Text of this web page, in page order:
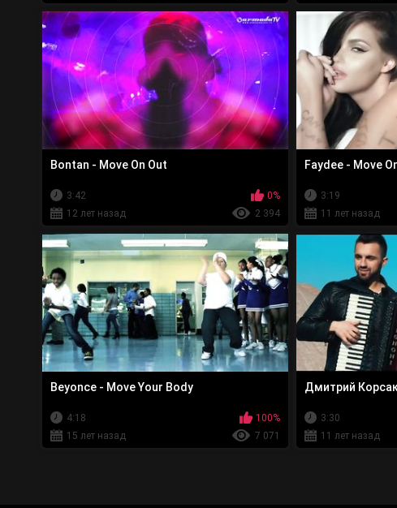
Bontan - Move On Out
3:42
0%
12 лет назад
2 394
Faydee - Move
3:19
11 лет назад
Beyonce - Move Your Body
4:18
100%
15 лет назад
7 071
Дмитрий
3:30
11 лет назад